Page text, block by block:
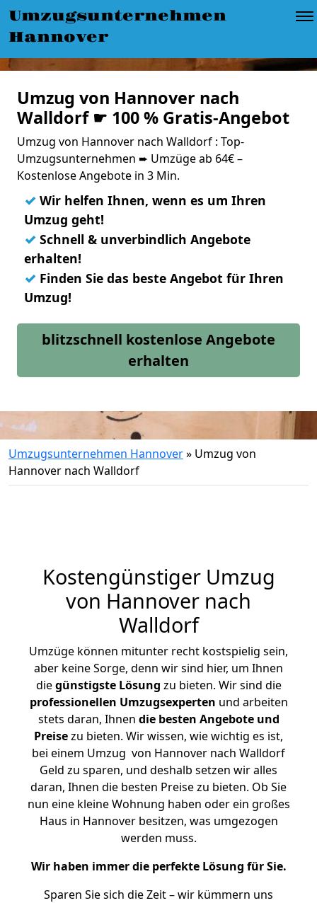
Umzugsunternehmen
Hannover
Umzug von Hannover nach
Walldorf ☛ 100 % Gratis-Angebot
Umzug von Hannover nach Walldorf : Top-
Umzugsunternehmen ➨ Umzüge ab 64€ –
Kostenlose Angebote in 3 Min.
✓ Wir helfen Ihnen, wenn es um Ihren
Umzug geht!
✓ Schnell & unverbindlich Angebote
erhalten!
✓ Finden Sie das beste Angebot für Ihren
Umzug!
blitzschnell kostenlose Angebote
erhalten
Umzugsunternehmen Hannover» Umzug von
Hannover nach Walldorf
Kostengünstiger Umzug
von Hannover nach
Walldorf
Umzüge können mitunter recht kostspielig sein,
aber keine Sorge, denn wir sind hier, um Ihnen
diegünstigste Lösung zu bieten. Wir sind die
professionellen Umzugsexperten und arbeiten
stets daran, Ihnen die besten Angebote und
Preisezu bieten. Wir wissen, wie wichtig es ist,
bei einem Umzug von Hannover nach Walldorf
Geld zu sparen, und deshalb setzen wir alles
daran, Ihnen die besten Preise zu bieten. Ob Sie
nun eine kleine Wohnung haben oder ein großes
Haus in Hannover besitzen, was umgezogen
werden muss.
Wir haben immer die perfekte Lösung für Sie.
Sparen Sie sich die Zeit – wir kümmern uns